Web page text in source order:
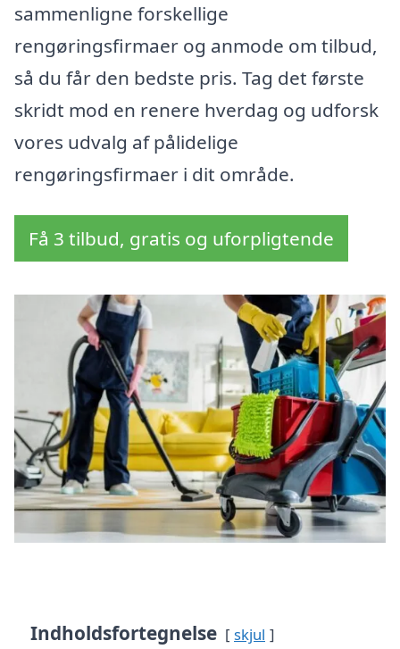
sammenligne forskellige
rengøringsfirmaer og anmode om tilbud,
så du får den bedste pris. Tag det første
skridt mod en renere hverdag og udforsk
vores udvalg af pålidelige
rengøringsfirmaer i dit område.
Få 3 tilbud, gratis og uforpligtende
Indholdsfortegnelse skjul